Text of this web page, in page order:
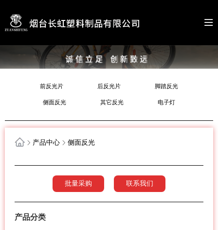
前反光片 后反光片 脚踏反光
侧面反光 其它反光 电子灯
产品中心 侧面反光
批量采购 联系我们
产品分类